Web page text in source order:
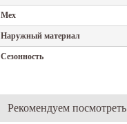
Мех
Наружный материал
Сезонность
Рекомендуем посмотреть